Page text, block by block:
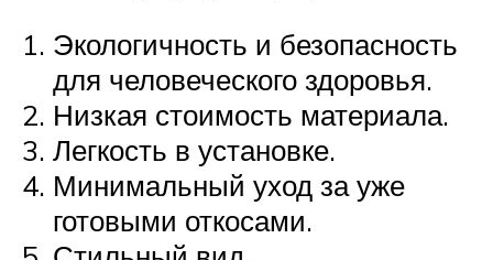
Экологичность и безопасность
для человеческого здоровья.
Низкая стоимость материала.
Легкость в установке.
Минимальный уход за уже
готовыми откосами.